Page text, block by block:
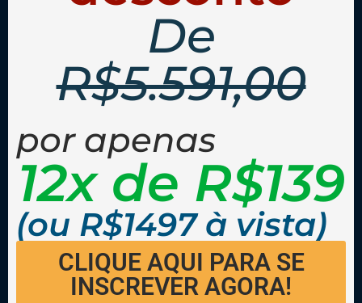
De
R$5.591,00
por apenas
12x de R$139
(ou R$1497 à vista)
CLIQUE AQUI PARA SE
INSCREVER AGORA!